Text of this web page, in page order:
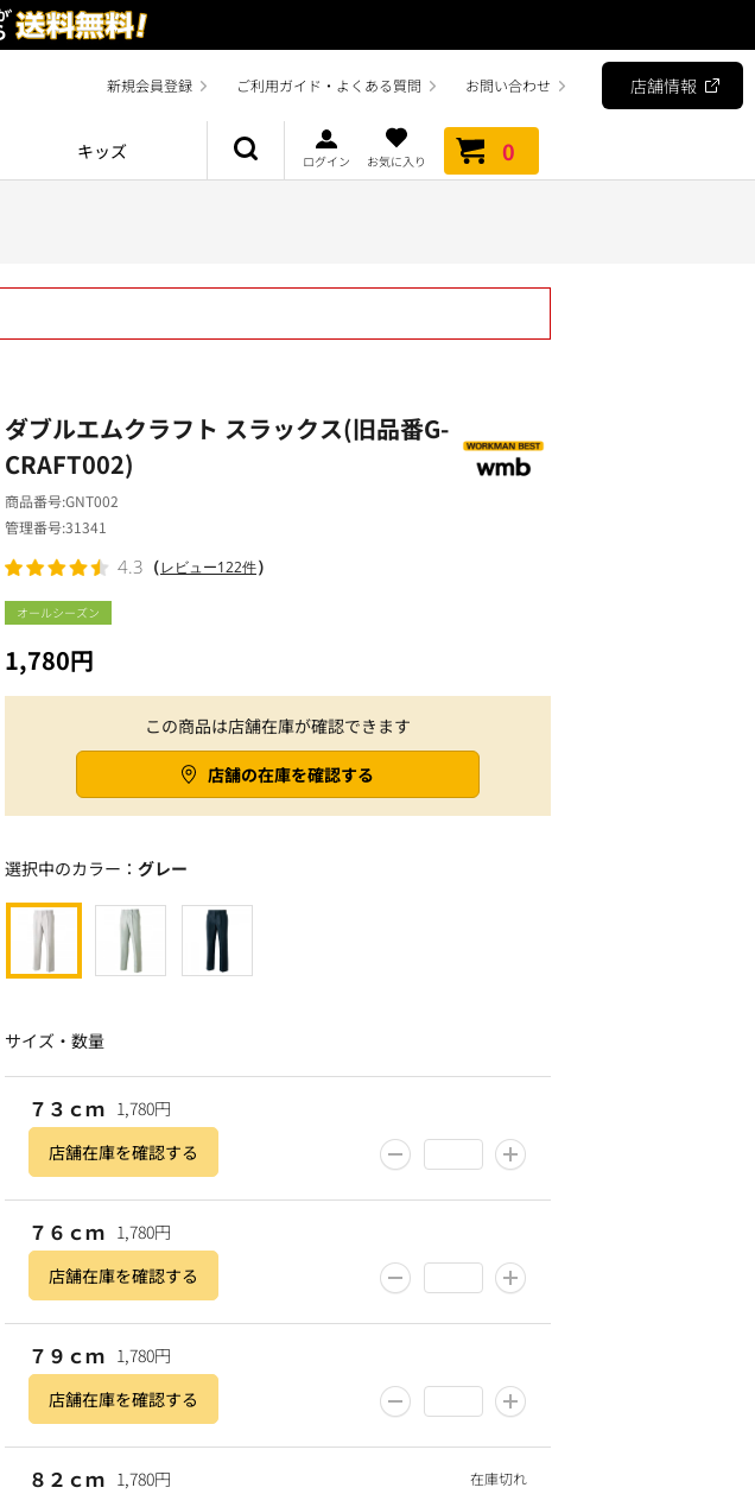
新規会員登録 ご利用ガイド・よくある質問 お問い合わせ 店舗情報
キッズ ログイン お気に入り 0
オールシーズン
この商品は店舗在庫が確認できます
店舗の在庫を確認する
ダブルエムクラフト スラックス(旧品番G-
CRAFT002)
1,780円
商品番号GNT002
管理番号31341
4.3 （レビュー122件）
選択中のカラー： グレー
サイズ・数量
７３ｃｍ 1,780円
店舗在庫を確認する
７６ｃｍ 1,780円
店舗在庫を確認する
７９ｃｍ 1,780円
店舗在庫を確認する
８２ｃｍ 1,780円